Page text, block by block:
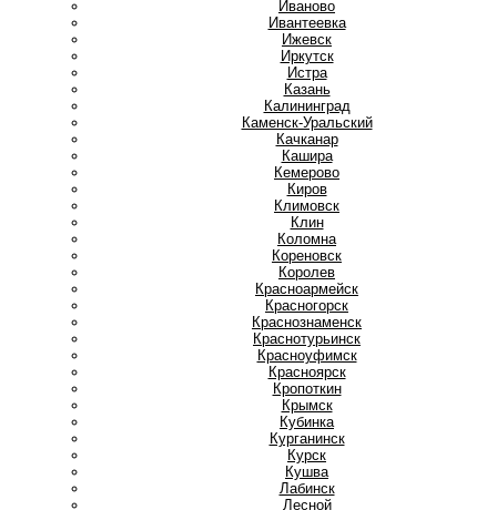
Иваново
Ивантеевка
Ижевск
Иркутск
Истра
Казань
Калининград
Каменск-Уральский
Качканар
Кашира
Кемерово
Киров
Климовск
Клин
Коломна
Кореновск
Королев
Красноармейск
Красногорск
Краснознаменск
Краснотурьинск
Красноуфимск
Красноярск
Кропоткин
Крымск
Кубинка
Курганинск
Курск
Кушва
Лабинск
Лесной